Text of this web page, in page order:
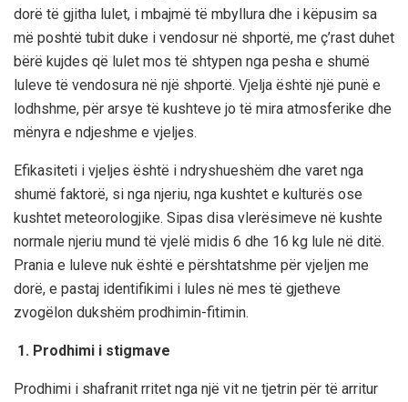
dorë të gjitha lulet, i mbajmë të mbyllura dhe i këpusim sa
më poshtë tubit duke i vendosur në shportë, me ç’rast duhet
bërë kujdes që lulet mos të shtypen nga pesha e shumë
luleve të vendosura në një shportë. Vjelja është një punë e
lodhshme, për arsye të kushteve jo të mira atmosferike dhe
mënyra e ndjeshme e vjeljes.
Efikasiteti i vjeljes është i ndryshueshëm dhe varet nga
shumë faktorë, si nga njeriu, nga kushtet e kulturës ose
kushtet meteorologjike. Sipas disa vlerësimeve në kushte
normale njeriu mund të vjelë midis 6 dhe 16 kg lule në ditë.
Prania e luleve nuk është e përshtatshme për vjeljen me
dorë, e pastaj identifikimi i lules në mes të gjetheve
zvogëlon dukshëm prodhimin-fitimin.
1. Prodhimi i stigmave
Prodhimi i shafranit rritet nga një vit ne tjetrin për të arritur